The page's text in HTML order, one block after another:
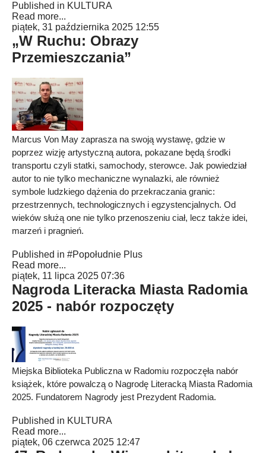
Published in KULTURA
Read more...
piątek, 31 października 2025 12:55
„W Ruchu: Obrazy
Przemieszczania”
Marcus Von May zaprasza na swoją wystawę, gdzie w
poprzez wizję artystyczną autora, pokazane będą środki
transportu czyli statki, samochody, sterowce. Jak powiedział
autor to nie tylko mechaniczne wynalazki, ale również
symbole ludzkiego dążenia do przekraczania granic:
przestrzennych, technologicznych i egzystencjalnych. Od
wieków służą one nie tylko przenoszeniu ciał, lecz także idei,
marzeń i pragnień.
Published in #Popołudnie Plus
Read more...
piątek, 11 lipca 2025 07:36
Nagroda Literacka Miasta Radomia
2025 - nabór rozpoczęty
Miejska Biblioteka Publiczna w Radomiu rozpoczęła nabór
książek, które powalczą o Nagrodę Literacką Miasta Radomia
2025. Fundatorem Nagrody jest Prezydent Radomia.
Published in KULTURA
Read more...
piątek, 06 czerwca 2025 12:47